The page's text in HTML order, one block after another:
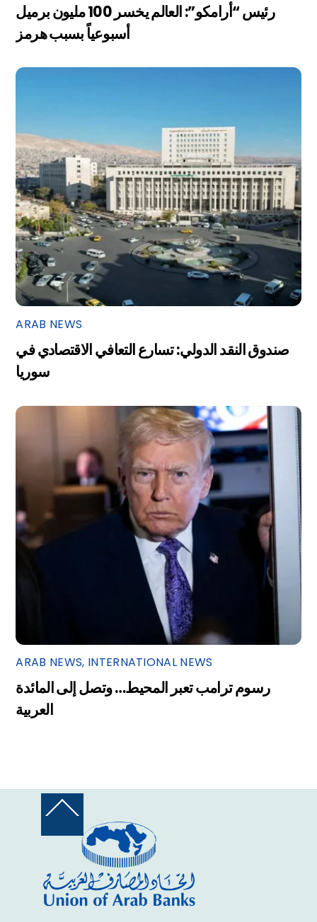
رئيس “أرامكو”: العالم يخسر 100 مليون برميل
أسبوعياً بسبب هرمز
ARAB NEWS
صندوق النقد الدولي: تسارع التعافي الاقتصادي في
سوريا
ARAB NEWS, INTERNATIONAL NEWS
رسوم ترامب تعبر المحيط… وتصل إلى المائدة
العربية
Back
Top